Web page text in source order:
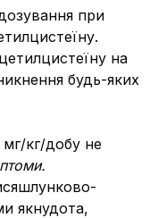
при
на
будь-яких
мг/кг/добу не
якнудота,